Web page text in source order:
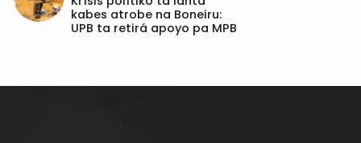
kabes atrobe na Boneiru:
UPB ta retirá apoyo pa MPB